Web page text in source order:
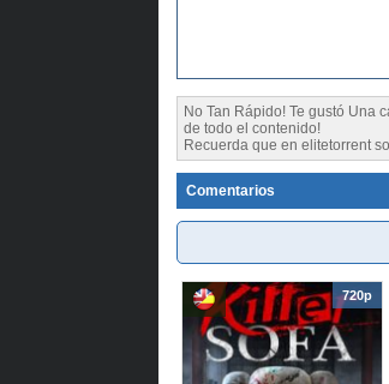
No Tan Rápido! Te gustó Una
de todo el contenido!
Recuerda que en elitetorrent
Comentarios
720p